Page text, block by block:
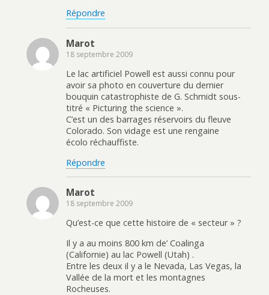
Répondre
Marot
18 septembre 2009
Le lac artificiel Powell est aussi connu pour
avoir sa photo en couverture du dernier
bouquin catastrophiste de G. Schmidt sous-
titré « Picturing the science ».
C’est un des barrages réservoirs du fleuve
Colorado. Son vidage est une rengaine
écolo réchauffiste.
Répondre
Marot
18 septembre 2009
Qu’est-ce que cette histoire de « secteur » ?
Il y a au moins 800 km de’ Coalinga
(Californie) au lac Powell (Utah) .
Entre les deux il y a le Nevada, Las Vegas, la
Vallée de la mort et les montagnes
Rocheuses.